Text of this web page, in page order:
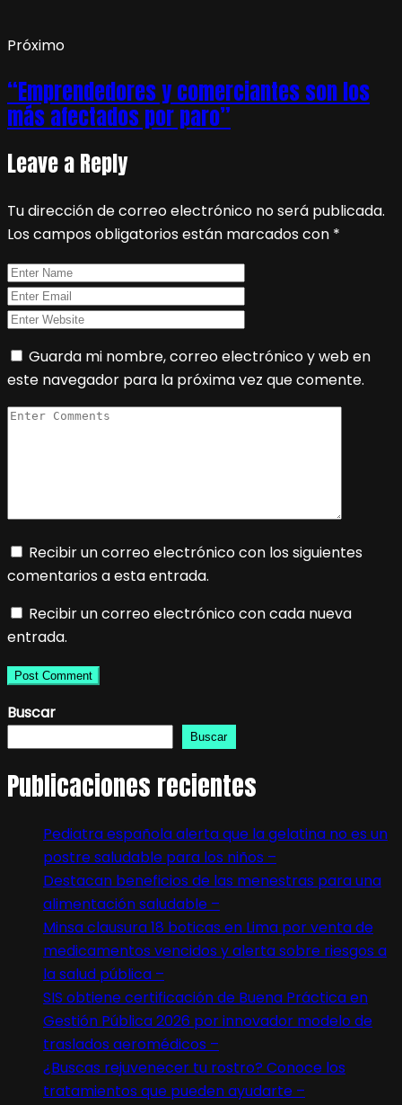
Próximo
“Emprendedores y comerciantes son los
más afectados por paro”
Leave a Reply
Tu dirección de correo electrónico no será publicada.
Los campos obligatorios están marcados con *
Guarda mi nombre, correo electrónico y web en
este navegador para la próxima vez que comente.
Recibir un correo electrónico con los siguientes
comentarios a esta entrada.
Recibir un correo electrónico con cada nueva
entrada.
Buscar
Buscar
Publicaciones recientes
Pediatra española alerta que la gelatina no es un
postre saludable para los niños –
Destacan beneficios de las menestras para una
alimentación saludable –
Minsa clausura 18 boticas en Lima por venta de
medicamentos vencidos y alerta sobre riesgos a
la salud pública –
SIS obtiene certificación de Buena Práctica en
Gestión Pública 2026 por innovador modelo de
traslados aeromédicos –
¿Buscas rejuvenecer tu rostro? Conoce los
tratamientos que pueden ayudarte –